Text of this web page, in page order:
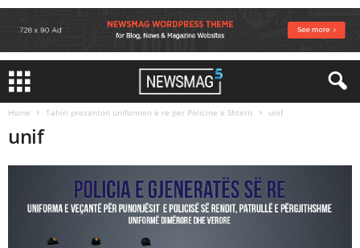
Home Tahiri prezanton uniformen e re per Policine e Shtetit unif
unif